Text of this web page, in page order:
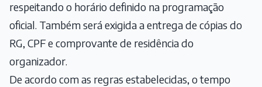
respeitando o horário definido na programação
oficial. Também será exigida a entrega de cópias do
RG, CPF e comprovante de residência do
organizador.
De acordo com as regras estabelecidas, o tempo